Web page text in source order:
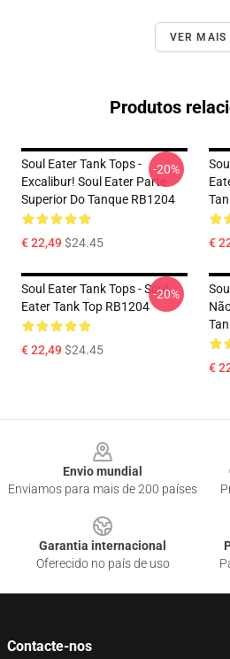
VER MAIS
Produtos
Soul Eater Tank Tops -
Excalibur! Soul Eater Parte
Superior Do Tanque RB1204
€ 22,49$24.45
-20%
€
Soul Eater Tank Tops - Soul
Eater Tank Top RB1204
€ 22,49$24.45
-20%
€
Envio mundial
Enviamos para mais de 200 países
Garantia internacional
Oferecido no país de uso
Contacte-nos